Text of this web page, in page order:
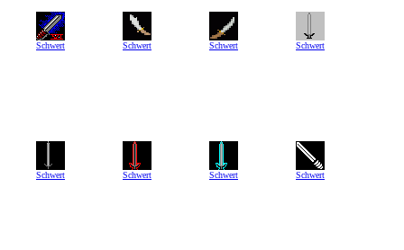
Schwert Schwert Schwert Schwert
Schwert Schwert Schwert Schwert